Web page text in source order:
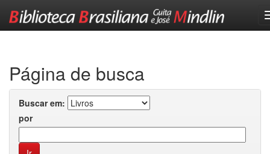
Página de busca
Buscar em:
por